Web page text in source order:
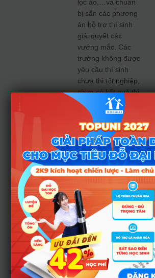
lọc ảo,…và chuẩn
bị sẵn các phương
án hỗ trợ thí sinh
giải quyết các
vướng mắc. Các
trường không được
yêu cầu thí sinh
chưa thi tốt nghiệp,
chưa có kết quả thi
tốt nghiệp phải
nhập học sớm dưới
bất kỳ hình thức
nào. Thí sinh sẽ
nhập học khi hệ
thống lọc ảo kết
thúc và có giấy báo
trúng tuyển rõ ràng.
Thí sinh nào còn
đang băn khoăn
không biết chọn
ngành gì, trường gì,
phương thức tuyển
sinh nào phù hợp,
…thì đừng bỏ lỡ cơ